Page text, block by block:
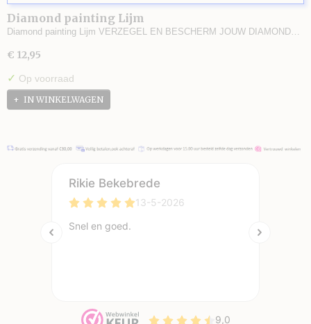
Diamond painting Lijm
Diamond painting Lijm VERZEGEL EN BESCHERM JOUW DIAMOND…
€ 12,95
✓ Op voorraad
IN WINKELWAGEN